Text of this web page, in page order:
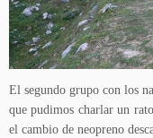
El segundo grupo con los
que pudimos charlar un
el cambio de neopreno